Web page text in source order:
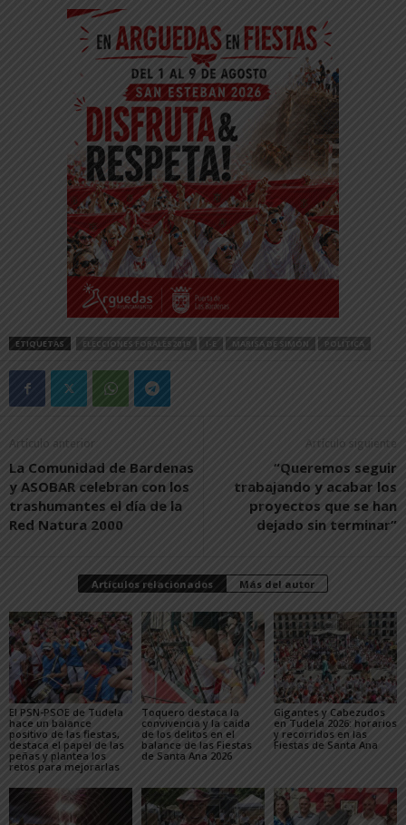
ETIQUETAS ELECCIONES FORALES2019 I-E MARISA DE SIMÓN POLÍTICA
Artículo anterior
La Comunidad de Bardenas
y ASOBAR celebran con los
trashumantes el día de la
Red Natura 2000
Artículo siguiente
“Queremos seguir
trabajando y acabar los
proyectos que se han
dejado sin terminar”
Artículos relacionados Más del autor
El PSN-PSOE de Tudela
hace un balance
positivo de las fiestas,
destaca el papel de las
peñas y plantea los
retos para mejorarlas
Toquero destaca la
convivencia y la caída
de los delitos en el
balance de las Fiestas
de Santa Ana 2026
Gigantes y Cabezudos
en Tudela 2026: horarios
y recorridos en las
Fiestas de Santa Ana